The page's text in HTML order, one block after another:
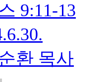
9:11-13
환 목사